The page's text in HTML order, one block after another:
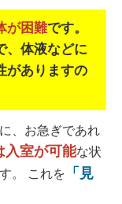
が困難です。
体液などに
がありますの
、お急ぎであれ
入室が可能な状
。 これを
「見